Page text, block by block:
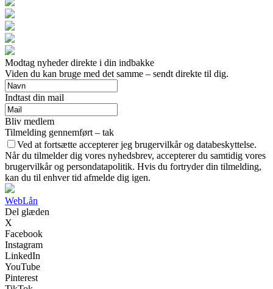
Modtag nyheder direkte i din indbakke
Viden du kan bruge med det samme – sendt direkte til dig.
Indtast din mail
Bliv medlem
Tilmelding gennemført – tak
Ved at fortsætte accepterer jeg brugervilkår og databeskyttelse.
Når du tilmelder dig vores nyhedsbrev, accepterer du samtidig vores
brugervilkår og persondatapolitik. Hvis du fortryder din tilmelding,
kan du til enhver tid afmelde dig igen.
WebLån
Del glæden
X
Facebook
Instagram
LinkedIn
YouTube
Pinterest